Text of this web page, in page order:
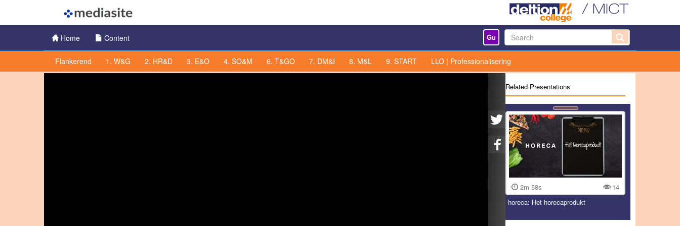
Home Content Gu
Channel Menu
Flankerend 1. W&G 2. HR&D 3. E&O 4. SO&M 6. T&GO 7. DM&I 8. M&L 9. START LLO | Professionalisering
Related Presentations
2m 58s
14
horeca: Het horecaprodukt